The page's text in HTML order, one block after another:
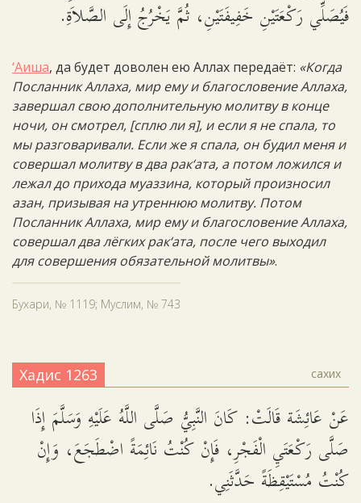
فَيُصَلِّي رَكْعَتَيْنِ خَفِيفَتَيْنِ، ثُمَّ يَخْرُجُ إِلَى الصَّلاَةِ.
‘Аиша, да будет доволен ею Аллах передаёт: «Когда
Посланник Аллаха, мир ему и благословение Аллаха,
завершал свою дополнительную молитву в конце
ночи, он смотрел, [сплю ли я], и если я не спала, то
мы разговаривали. Если же я спала, он будил меня и
совершал молитву в два рак‘ата, а потом ложился и
лежал до прихода муаззина, который произносил
азан, призывая на утреннюю молитву. Потом
Посланник Аллаха, мир ему и благословение Аллаха,
совершал два лёгких рак‘ата, после чего выходил
для совершения обязательной молитвы».
Бухари, № 1119; Муслим, № 743
Хадис 1263 сахих
عَنْ عَائِشَة قَالَتْ: كَانَ النَّبِيُّ صَلَّى اللَّهُ عَلَيْهِ وَسَلَّمَ إِذَا
صَلَّى رَكْعَتَيِ الْفَجْرِ، فَإِنْ كُنْتُ نَائِمَةً اضْطَجَعَ، وَإِنْ
كُنْتُ مُسْتَيْقِظَةً حَدَّثَنِي.